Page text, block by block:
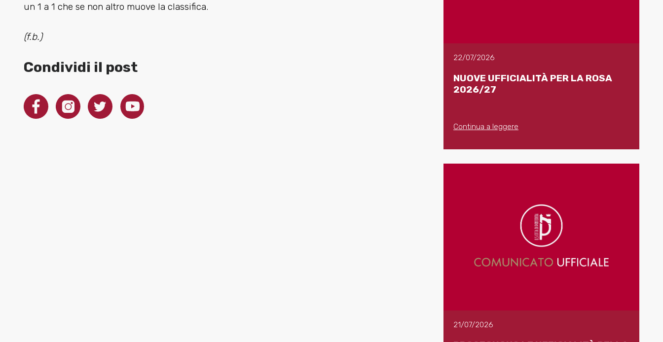
un 1 a 1 che se non altro muove la classifica.
(f.b.)
Condividi il post
22/07/2026
NUOVE UFFICIALITÀ PER LA ROSA
2026/27
Continua a leggere
21/07/2026